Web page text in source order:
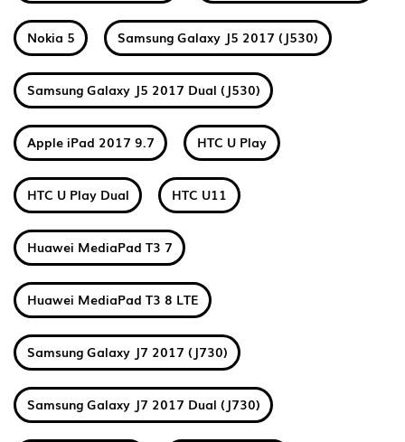
Nokia 5 Samsung Galaxy J5 2017 (J530)
Samsung Galaxy J5 2017 Dual (J530)
Apple iPad 2017 9.7 HTC U Play
HTC U Play Dual HTC U11
Huawei MediaPad T3 7
Huawei MediaPad T3 8 LTE
Samsung Galaxy J7 2017 (J730)
Samsung Galaxy J7 2017 Dual (J730)